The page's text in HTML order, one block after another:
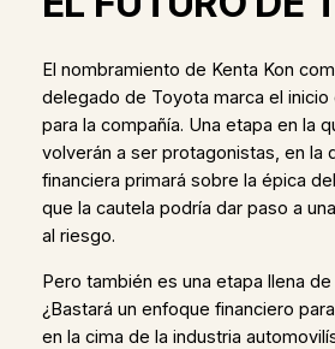
El nombramiento de Kenta Kon
delegado de Toyota marca el inicio
para la compañía. Una etapa en la
volverán a ser protagonistas, en la
financiera primará sobre la épica
que la cautela podría dar paso a
al riesgo.
Pero también es una etapa llena
¿Bastará un enfoque financiero
en la cima de la industria